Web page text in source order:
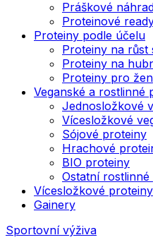
Práškové
Proteinové
Proteiny podle účelu
Proteiny na růst
Proteiny na
Proteiny pro
Veganské a rostlinné
Jednosložkové
Vícesložkové
Sójové proteiny
Hrachové
BIO proteiny
Ostatní
Vícesložkové proteiny
Gainery
Sportovní výživa